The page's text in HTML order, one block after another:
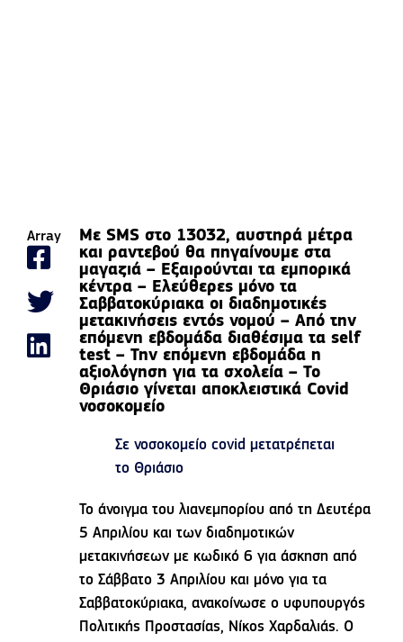
Array
Με SMS στο 13032, αυστηρά μέτρα
και ραντεβού θα πηγαίνουμε στα
μαγαζιά – Εξαιρούνται τα εμπορικά
κέντρα – Ελεύθερες μόνο τα
Σαββατοκύριακα οι διαδημοτικές
μετακινήσεις εντός νομού – Από την
επόμενη εβδομάδα διαθέσιμα τα self
test – Την επόμενη εβδομάδα η
αξιολόγηση για τα σχολεία – Το
Θριάσιο γίνεται αποκλειστικά Covid
νοσοκομείο
Σε νοσοκομείο covid μετατρέπεται
το Θριάσιο
Το άνοιγμα του λιανεμπορίου από τη Δευτέρα
5 Απριλίου και των διαδημοτικών
μετακινήσεων με κωδικό 6 για άσκηση από
το Σάββατο 3 Απριλίου και μόνο για τα
Σαββατοκύριακα, ανακοίνωσε ο υφυπουργός
Πολιτικής Προστασίας, Νίκος Χαρδαλιάς. Ο